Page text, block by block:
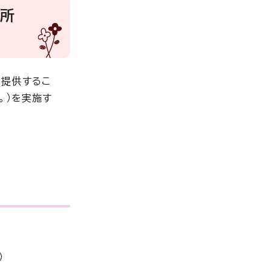
供するこ
）を実施す